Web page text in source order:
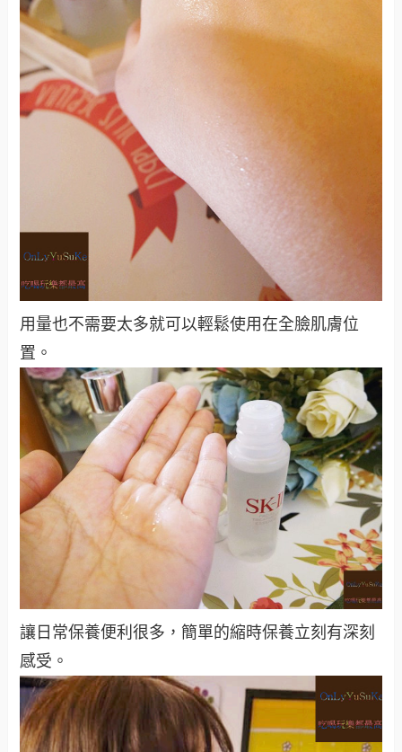
用量也不需要太多就可以輕鬆使用在全臉肌膚位
置。
讓日常保養便利很多，簡單的縮時保養立刻有深刻
感受。